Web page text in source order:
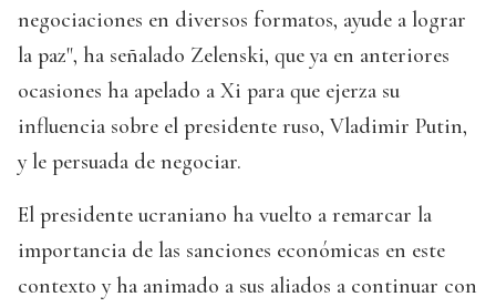
negociaciones en diversos formatos, ayude a lograr
la paz", ha señalado Zelenski, que ya en anteriores
ocasiones ha apelado a Xi para que ejerza su
influencia sobre el presidente ruso, Vladimir Putin,
y le persuada de negociar.
El presidente ucraniano ha vuelto a remarcar la
importancia de las sanciones económicas en este
contexto y ha animado a sus aliados a continuar con